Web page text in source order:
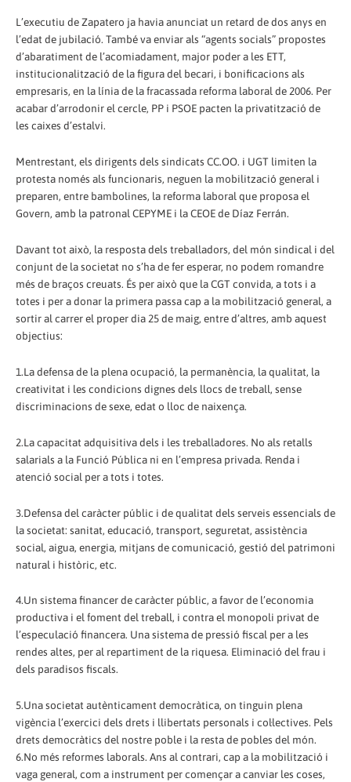
L’executiu de Zapatero ja havia anunciat un retard de dos anys en
l’edat de jubilació. També va enviar als “agents socials” propostes
d’abaratiment de l’acomiadament, major poder a les ETT,
institucionalització de la figura del becari, i bonificacions als
empresaris, en la línia de la fracassada reforma laboral de 2006. Per
acabar d’arrodonir el cercle, PP i PSOE pacten la privatització de
les caixes d’estalvi.
Mentrestant, els dirigents dels sindicats CC.OO. i UGT limiten la
protesta només als funcionaris, neguen la mobilització general i
preparen, entre bambolines, la reforma laboral que proposa el
Govern, amb la patronal CEPYME i la CEOE de Díaz Ferrán.
Davant tot això, la resposta dels treballadors, del món sindical i del
conjunt de la societat no s’ha de fer esperar, no podem romandre
més de braços creuats. És per això que la CGT convida, a tots i a
totes i per a donar la primera passa cap a la mobilització general, a
sortir al carrer el proper dia 25 de maig, entre d’altres, amb aquest
objectius:
1.La defensa de la plena ocupació, la permanència, la qualitat, la
creativitat i les condicions dignes dels llocs de treball, sense
discriminacions de sexe, edat o lloc de naixença.
2.La capacitat adquisitiva dels i les treballadores. No als retalls
salarials a la Funció Pública ni en l’empresa privada. Renda i
atenció social per a tots i totes.
3.Defensa del caràcter públic i de qualitat dels serveis essencials de
la societat: sanitat, educació, transport, seguretat, assistència
social, aigua, energia, mitjans de comunicació, gestió del patrimoni
natural i històric, etc.
4.Un sistema financer de caràcter públic, a favor de l’economia
productiva i el foment del treball, i contra el monopoli privat de
l’especulació financera. Una sistema de pressió fiscal per a les
rendes altes, per al repartiment de la riquesa. Eliminació del frau i
dels paradisos fiscals.
5.Una societat autènticament democràtica, on tinguin plena
vigència l’exercici dels drets i llibertats personals i col·lectives. Pels
drets democràtics del nostre poble i la resta de pobles del món.
6.No més reformes laborals. Ans al contrari, cap a la mobilització i
vaga general, com a instrument per començar a canviar les coses,